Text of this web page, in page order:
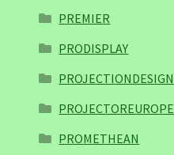
PREMIER
PRODISPLAY
PROJECTIONDESIGN
PROJECTOREUROPE
PROMETHEAN